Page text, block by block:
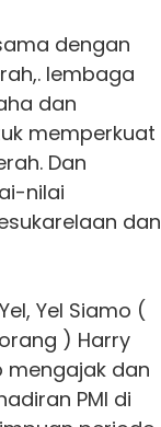
dengan
lembaga
dan
memperkuat
Dan
nilai
dan
Yel Siamo (
) Harry
mengajak dan
PMI di